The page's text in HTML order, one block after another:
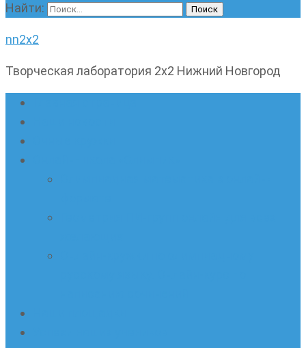
Найти:
nn2x2
Творческая лаборатория 2х2 Нижний Новгород